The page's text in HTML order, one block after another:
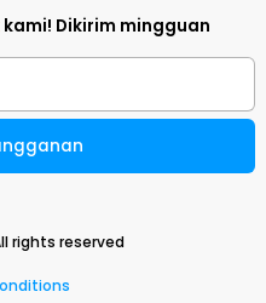
kami! Dikirim mingguan
rights reserved